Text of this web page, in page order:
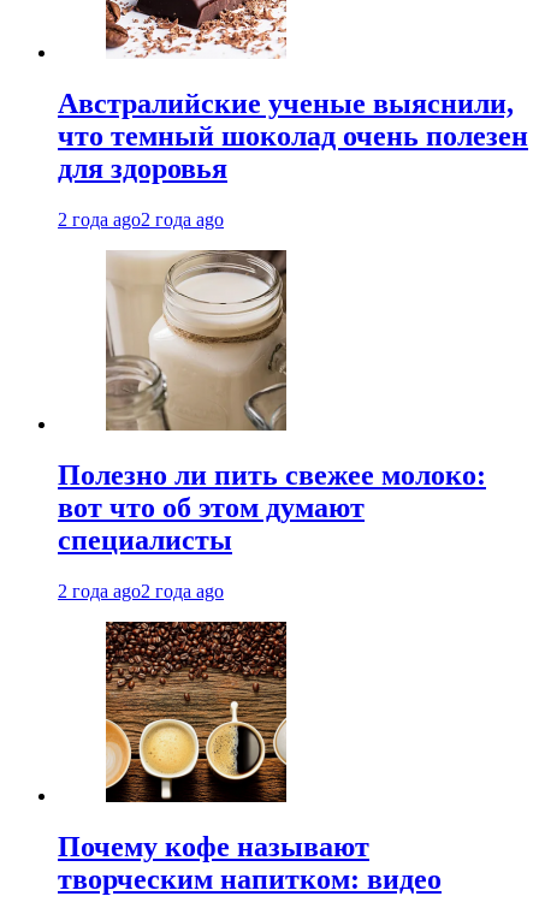
Австралийские ученые выяснили,
что темный шоколад очень полезен
для здоровья
2 года ago2 года ago
Полезно ли пить свежее молоко:
вот что об этом думают
специалисты
2 года ago2 года ago
Почему кофе называют
творческим напитком: видео